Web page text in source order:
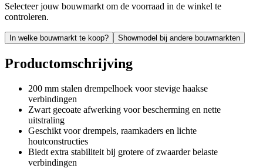
Selecteer jouw bouwmarkt om de voorraad in de winkel te
controleren.
In welke bouwmarkt te koop? Showmodel bij andere bouwmarkten
Productomschrijving
200 mm stalen drempelhoek voor stevige haakse
verbindingen
Zwart gecoate afwerking voor bescherming en nette
uitstraling
Geschikt voor drempels, raamkaders en lichte
houtconstructies
Biedt extra stabiliteit bij grotere of zwaarder belaste
verbindingen